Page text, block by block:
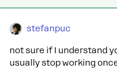
stefanpuc
not sure if I understand
usually stop working